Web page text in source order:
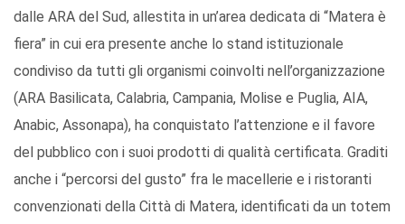
dalle ARA del Sud, allestita in un’area dedicata di “Matera è
fiera” in cui era presente anche lo stand istituzionale
condiviso da tutti gli organismi coinvolti nell’organizzazione
(ARA Basilicata, Calabria, Campania, Molise e Puglia, AIA,
Anabic, Assonapa), ha conquistato l’attenzione e il favore
del pubblico con i suoi prodotti di qualità certificata. Graditi
anche i “percorsi del gusto” fra le macellerie e i ristoranti
convenzionati della Città di Matera, identificati da un totem